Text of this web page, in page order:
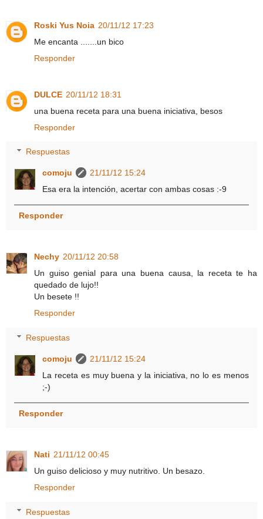
Roski Yus Noia 20/11/12 17:23
Me encanta .......un bico
Responder
DULCE 20/11/12 18:31
una buena receta para una buena iniciativa, besos
Responder
Respuestas
comoju
21/11/12 15:24
Esa era la intención, acertar con ambas cosas :-9
Responder
Nechy 20/11/12 20:58
Un guiso genial para una buena causa, la receta te ha
quedado de lujo!!
Un besete !!
Responder
Respuestas
comoju
21/11/12 15:24
La receta es muy buena y la iniciativa, no lo es menos
;-)
Responder
Nati 21/11/12 00:45
Un guiso delicioso y muy nutritivo. Un besazo.
Responder
Respuestas